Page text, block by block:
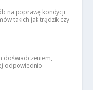
na poprawę kondycji
takich jak trądzik czy
doświadczeniem,
odpowiednio